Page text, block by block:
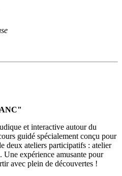
et interactive autour du
guidé spécialement conçu pour
deux ateliers participatifs : atelier
Une expérience amusante pour
avec plein de découvertes !